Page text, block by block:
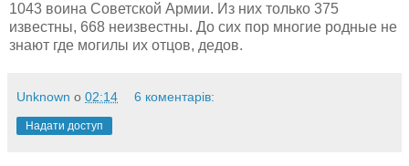
1043 воина Советской Армии. Из них только 375
известны, 668 неизвестны. До сих пор многие родные не
знают где могилы их отцов, дедов.
Unknown о 02:14 6 коментарів:
Надати доступ